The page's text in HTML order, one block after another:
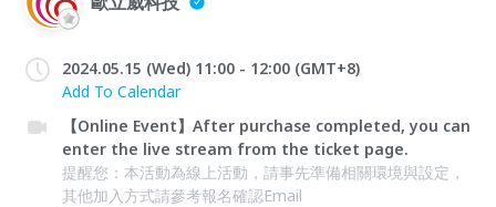
2024.05.15 (Wed) 11:00 - 12:00 (GMT+8)
Add To Calendar
【Online Event】After purchase completed, you can
enter the live stream from the ticket page.
提醒您：本活動為線上活動，請事先準備相關環境與設定，
其他加入方式請參考報名確認Email